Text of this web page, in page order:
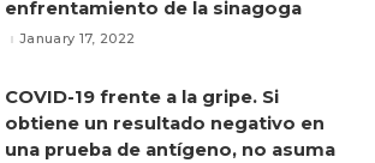
enfrentamiento de la sinagoga
January 17, 2022
COVID-19 frente a la gripe. Si
obtiene un resultado negativo en
una prueba de antígeno, no asuma